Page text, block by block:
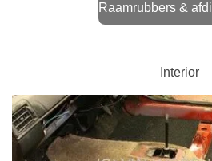
Raamrubbers &
Interior